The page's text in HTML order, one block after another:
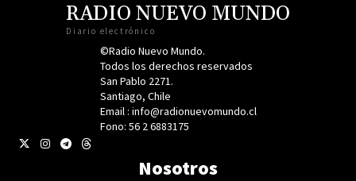
RADIO NUEVO MUNDO
Diario electrónico
©Radio Nuevo Mundo.
Todos los derechos reservados
San Pablo 2271.
Santiago, Chile
Email : info@radionuevomundo.cl
Fono: 56 2 6883175
Nosotros